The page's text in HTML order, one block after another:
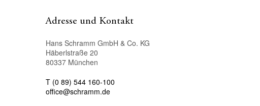
Adresse und Kontakt
Hans Schramm GmbH & Co. KG
Häberlstraße 20
80337 München
T (0 89) 544 160-100
office@schramm.de